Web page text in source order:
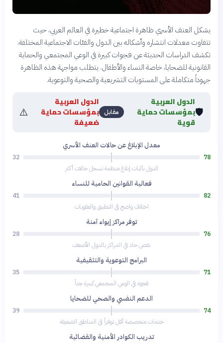
يشكل العنف الأسري ظاهرة اجتماعية خطيرة في العالم العربي، حيث
تتفاوت معدلات انتشاره وأشكاله بين الدول والفئات الاجتماعية المختلفة.
تكشف الدراسات الحديثة عن فجوات كبيرة في الوعي المجتمعي والحماية
القانونية للضحايا، خاصة النساء والأطفال. يتطلب مواجهة هذه الظاهرة
جهوداً متكاملة على المستويات التشريعية والصحية والتوعوية.
🛡️
الدول العربية
بمؤسسات حماية
قوية
مقابل
الدول العربية
بمؤسسات حماية
ضعيفة
⚠️
معدل الإبلاغ عن حالات العنف الأسري
78
32
الدول بآليات إبلاغ منظمة تسجل حالات أكثر
فعالية القوانين الحامية للنساء
82
41
اختلاف واضح في التطبيق والعقوبات
توفر مراكز إيواء آمنة
76
28
نقص حاد في المراكز بالدول الأضعف
البرامج التوعوية والتثقيفية
71
35
فجوة في الوعي المجتمعي كبيرة جداً
الدعم النفسي والصحي للضحايا
74
39
خدمات متخصصة أقل توفراً في المناطق الضعيفة
تدريب الكوادر الأمنية والقضائية